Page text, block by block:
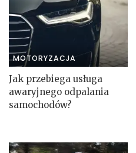
MOTORYZACJA
Jak przebiega usługa
awaryjnego odpalania
samochodów?